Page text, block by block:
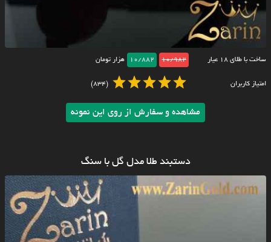
ساخت با طلای ۱۸ عیار 10/982
10/882 هزار تومان
امتیاز کاربران (834)
مشاهده و سفارش از روی این نمونه
دستبند طلا مدل گل با سنگ